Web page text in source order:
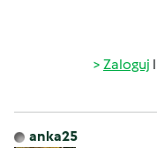
Zaloguj
anka25